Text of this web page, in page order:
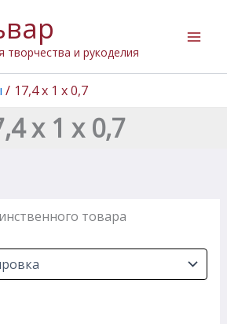
творчества и рукоделия
17,4 х 1 х 0,7
х 1 х 0,7
товара